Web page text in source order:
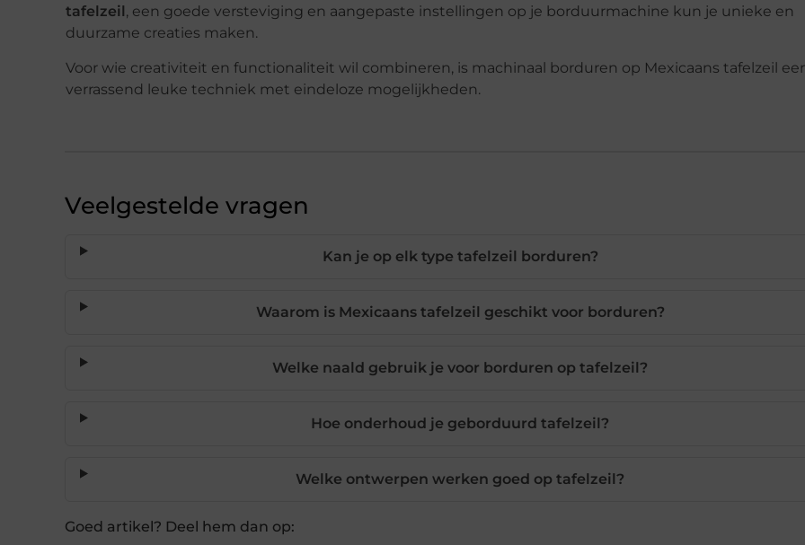
tafelzeil , een goede versteviging en aangepaste instellingen op je borduurmachine kun je unieke en
duurzame creaties maken.
Voor wie creativiteit en functionaliteit wil combineren, is machinaal borduren op Mexicaans tafelzeil
verrassend leuke techniek met eindeloze mogelijkheden.
Veelgestelde vragen
Kan je op elk type tafelzeil borduren?
Waarom is Mexicaans tafelzeil geschikt voor borduren?
Welke naald gebruik je voor borduren op tafelzeil?
Hoe onderhoud je geborduurd tafelzeil?
Welke ontwerpen werken goed op tafelzeil?
Goed artikel? Deel hem dan op: